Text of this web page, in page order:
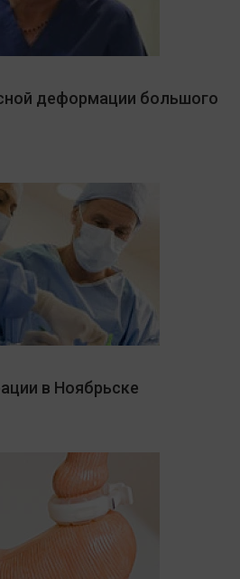
деформации большого
в Ноябрьске